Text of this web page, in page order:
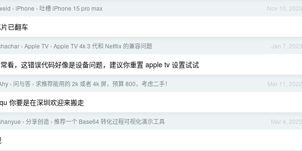
Nov 10, 2023
› iPhone › 吐槽 iPhone 15 pro max
已翻车
Jan 7, 2023
› Apple TV › Apple TV 4k 3 代和 Netflix 的兼容问题
看，这错误代码好像是设备问题，建议你重置 apple tv 设置试试
Mar 11, 2022
› 问与答 › 求推荐能用的 2k 或者 4k 屏，预算 800，考虑二手！
你要是在深圳欢迎来搬走
Mar 4, 2022
› 分享创造 › 推荐一个 Base64 转化过程可视化演示工具